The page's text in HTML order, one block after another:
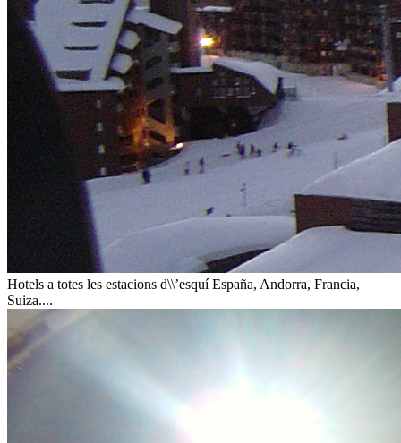
Hotels a totes les estacions d\\’esquí España, Andorra, Francia,
Suiza....